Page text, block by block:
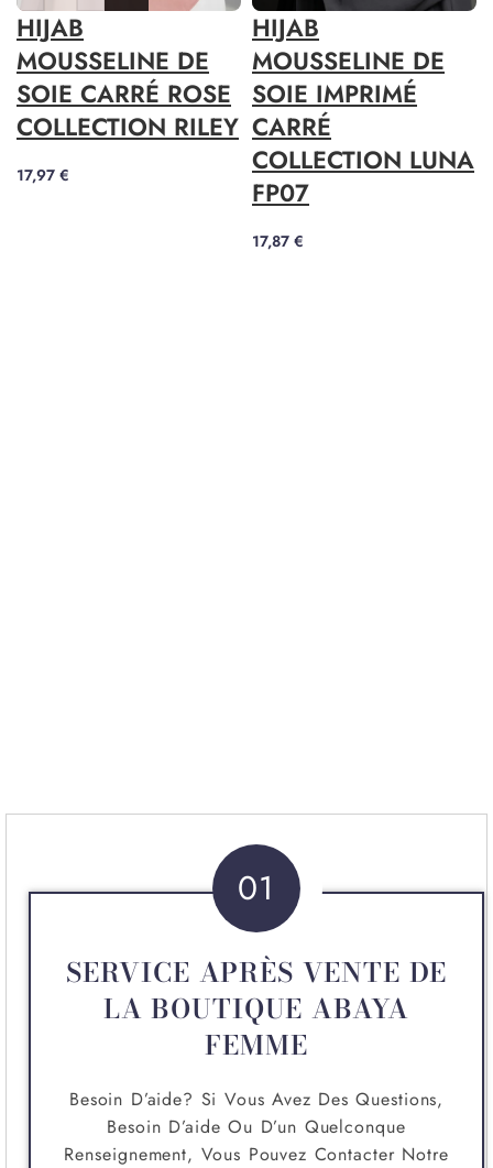
HIJAB
MOUSSELINE DE
SOIE CARRÉ ROSE
COLLECTION RILEY
17,97 €
HIJAB
MOUSSELINE DE
SOIE IMPRIMÉ
CARRÉ
COLLECTION LUNA
FP07
17,87 €
01
SERVICE APRÈS VENTE DE
LA BOUTIQUE ABAYA
FEMME
Besoin D’aide? Si Vous Avez Des Questions,
Besoin D’aide Ou D’un Quelconque
Renseignement, Vous Pouvez Contacter Notre